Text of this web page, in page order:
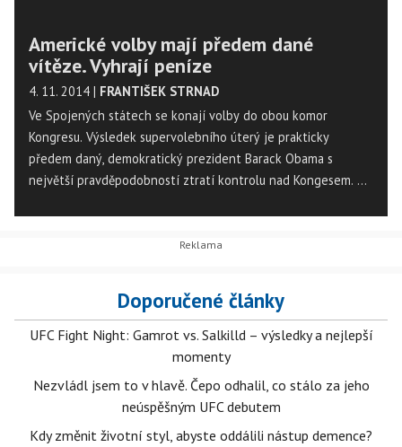
Americké volby mají předem dané
vítěze. Vyhrají peníze
4. 11. 2014 | FRANTIŠEK STRNAD
Ve Spojených státech se konají volby do obou komor
Kongresu. Výsledek supervolebního úterý je prakticky
předem daný, demokratický prezident Barack Obama s
největší pravděpodobností ztratí kontrolu nad Kongesem. O
Doporučené články
UFC Fight Night: Gamrot vs. Salkilld – výsledky a nejlepší
momenty
Nezvládl jsem to v hlavě. Čepo odhalil, co stálo za jeho
neúspěšným UFC debutem
Kdy změnit životní styl, abyste oddálili nástup demence?